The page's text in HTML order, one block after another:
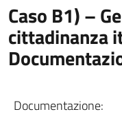
Caso B1) –
cittadinanza
Documentazione: